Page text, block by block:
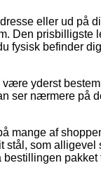
eller ud på
Den prisbilligste
fysisk befinder
yderst
ser nærmere på
mange af
som